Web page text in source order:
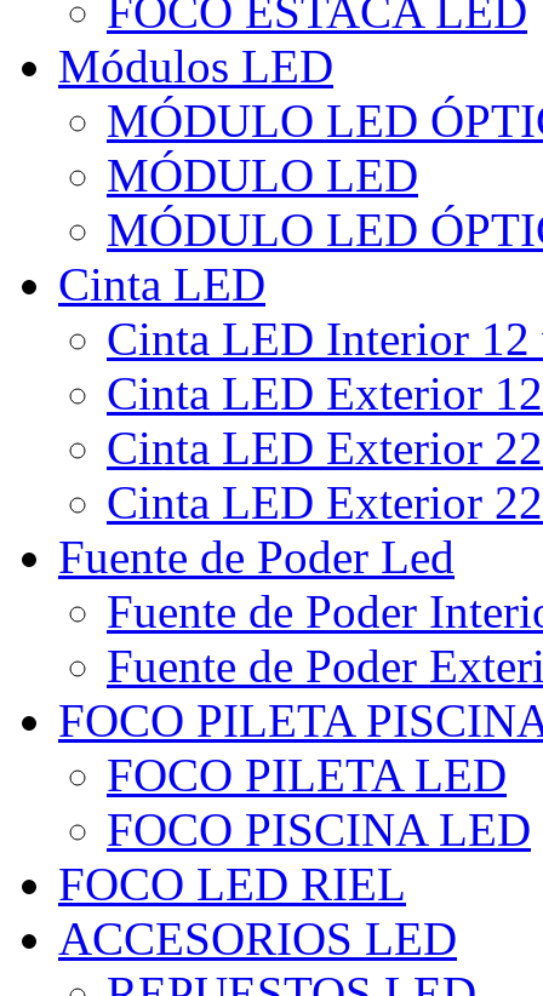
FOCO ESTACA LED
Módulos LED
MÓDULO LED
MÓDULO LED
MÓDULO LED
Cinta LED
Cinta LED Interior
Cinta LED Exterior
Cinta LED Exterior
Cinta LED Exterior
Fuente de Poder Led
Fuente de Poder
Fuente de Poder
FOCO PILETA
FOCO PILETA LED
FOCO PISCINA LED
FOCO LED RIEL
ACCESORIOS LED